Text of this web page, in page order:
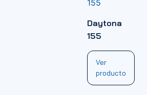
Daytona
155
Ver
producto